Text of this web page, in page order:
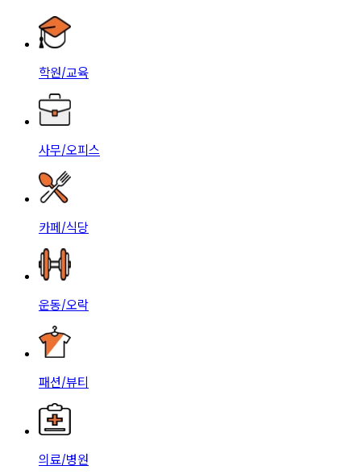
학원/교육
사무/오피스
카페/식당
운동/오락
패션/뷰티
의료/병원